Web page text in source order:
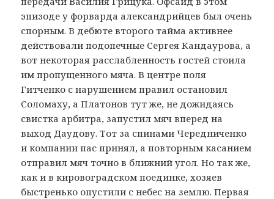
эпизоде у форварда александрийцев был очень
спорным. В дебюте второго тайма активнее
действовали подопечные Сергея Кандаурова, а
вот некоторая расслабленность гостей стоила
им пропущенного мяча. В центре поля
Гитченко с нарушением правил остановил
Соломаху, а Платонов тут же, не дожидаясь
свистка арбитра, запустил мяч вперед на
выход Даудову. Тот за спинами Чередниченко
и компании пас принял, а повторным касанием
отправил мяч точно в ближний угол. Но так же,
как и в кировоградском поединке, хозяев
быстренько опустили с небес на землю. Первая